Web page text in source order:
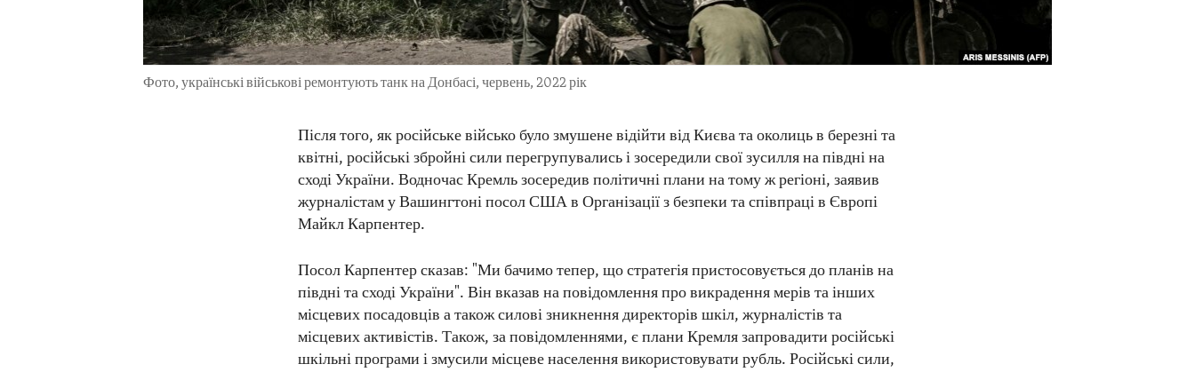
Фото, українські військові ремонтують танк на Донбасі, червень, 2022 рік
Після того, як російське військо було змушене відійти від Києва та околиць в березні та
квітні, російські збройні сили перегрупувались і зосередили свої зусилля на півдні на
сході України. Водночас Кремль зосередив політичні плани на тому ж регіоні, заявив
журналістам у Вашингтоні посол США в Організації з безпеки та співпраці в Європі
Майкл Карпентер.
Посол Карпентер сказав: "Ми бачимо тепер, що стратегія пристосовується до планів на
півдні та сході України". Він вказав на повідомлення про викрадення мерів та інших
місцевих посадовців а також силові зникнення директорів шкіл, журналістів та
місцевих активістів. Також, за повідомленнями, є плани Кремля запровадити російські
шкільні програми і змусили місцеве населення використовувати рубль. Російські сили,